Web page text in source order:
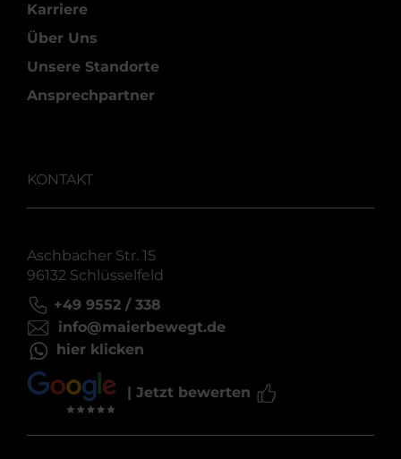
Karriere
Über Uns
Unsere Standorte
Ansprechpartner
KONTAKT
Aschbacher Str. 15
96132 Schlüsselfeld
+49 9552 / 338
info@maierbewegt.de
hier klicken
| Jetzt bewerten